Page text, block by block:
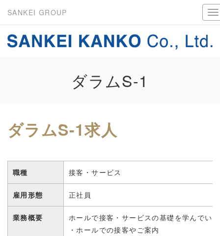
SANKEI GROUP
ダラムS-1
ダラムS-1求人
職種 接客・サービス
雇用形態 正社員
業務概要
ホールで接客・サービスの基礎を学んでい
・ホールでの接客やご案内